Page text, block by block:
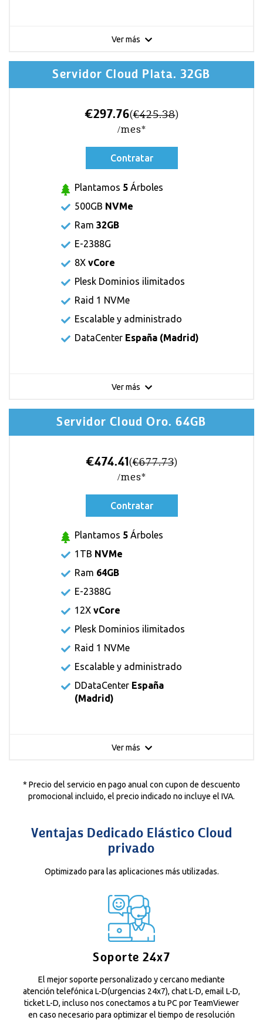
Ver más
Servidor Cloud Plata. 32GB
€297.76(€425.38)
/mes*
Contratar
Plantamos 5 Árboles
500GB NVMe
Ram 32GB
E-2388G
8X vCore
Plesk Dominios ilimitados
Raid 1 NVMe
Escalable y administrado
DataCenter España (Madrid)
Ver más
Servidor Cloud Oro. 64GB
€474.41(€677.73)
/mes*
Contratar
Plantamos 5 Árboles
1TB NVMe
Ram 64GB
E-2388G
12X vCore
Plesk Dominios ilimitados
Raid 1 NVMe
Escalable y administrado
DDataCenter España
(Madrid)
Ver más
* Precio del servicio en pago anual con cupon de descuento
promocional incluido, el precio indicado no incluye el IVA.
Ventajas Dedicado Elástico Cloud
privado
Optimizado para las aplicaciones más utilizadas.
Soporte 24x7
El mejor soporte personalizado y cercano mediante
atención telefónica L-D(urgencias 24x7), chat L-D, email L-D,
ticket L-D, incluso nos conectamos a tu PC por TeamViewer
en caso necesario para optimizar el tiempo de resolución